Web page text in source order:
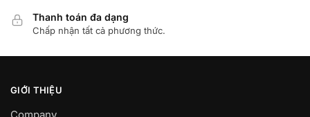
Thanh toán đa dạng
Chấp nhận tất cả phương thức.
GIỚI THIỆU